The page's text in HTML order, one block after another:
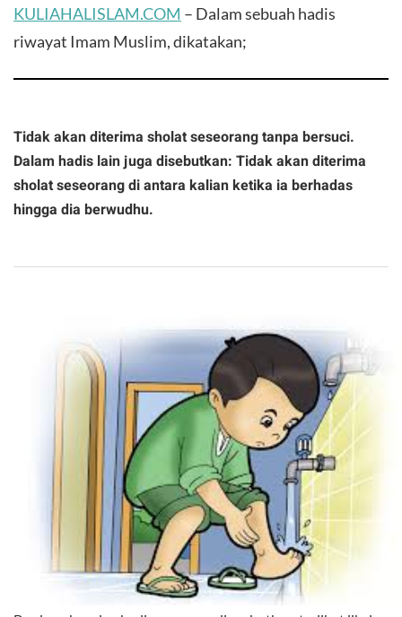
KULIAHALISLAM.COM – Dalam sebuah hadis
riwayat Imam Muslim, dikatakan;
Tidak akan diterima sholat seseorang tanpa bersuci.
Dalam hadis lain juga disebutkan: Tidak akan diterima
sholat seseorang di antara kalian ketika ia berhadas
hingga dia berwudhu.